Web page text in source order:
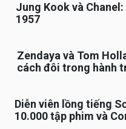
Jung Kook và
1957
Zendaya và Tom
cách đôi trong hành
Diễn viên lồng tiếng
10.000 tập phim và